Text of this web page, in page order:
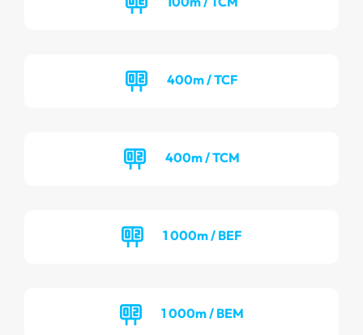
400m / TCF
400m / TCM
1 000m / BEF
1 000m / BEM